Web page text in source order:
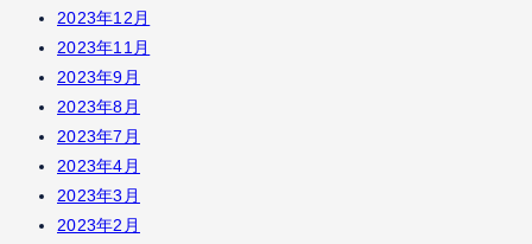
2023年12月
2023年11月
2023年9月
2023年8月
2023年7月
2023年4月
2023年3月
2023年2月